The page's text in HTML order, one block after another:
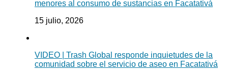
menores al consumo de sustancias en Facatativá
15 julio, 2026
VIDEO | Trash Global responde inquietudes de la
comunidad sobre el servicio de aseo en Facatativá